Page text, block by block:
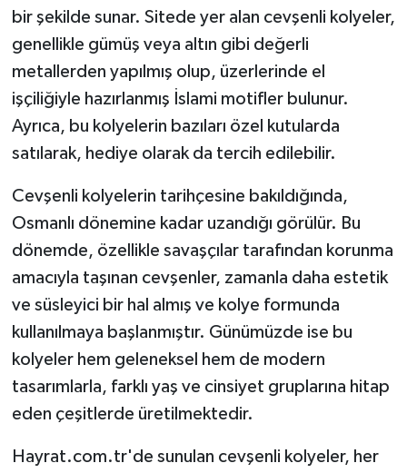
bir şekilde sunar. Sitede yer alan cevşenli kolyeler,
genellikle gümüş veya altın gibi değerli
metallerden yapılmış olup, üzerlerinde el
işçiliğiyle hazırlanmış İslami motifler bulunur.
Ayrıca, bu kolyelerin bazıları özel kutularda
satılarak, hediye olarak da tercih edilebilir.
Cevşenli kolyelerin tarihçesine bakıldığında,
Osmanlı dönemine kadar uzandığı görülür. Bu
dönemde, özellikle savaşçılar tarafından korunma
amacıyla taşınan cevşenler, zamanla daha estetik
ve süsleyici bir hal almış ve kolye formunda
kullanılmaya başlanmıştır. Günümüzde ise bu
kolyeler hem geleneksel hem de modern
tasarımlarla, farklı yaş ve cinsiyet gruplarına hitap
eden çeşitlerde üretilmektedir.
Hayrat.com.tr'de sunulan cevşenli kolyeler, her